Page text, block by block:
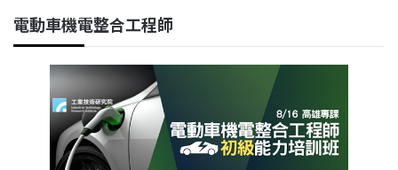
電動車機電整合工程師